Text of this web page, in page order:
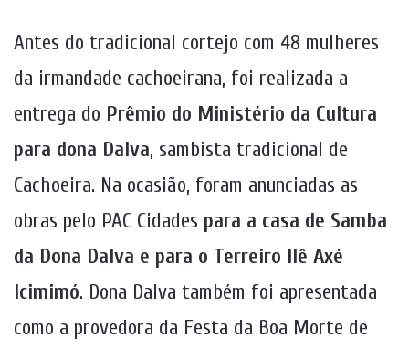
Antes do tradicional cortejo com 48 mulheres
da irmandade cachoeirana, foi realizada a
entrega do Prêmio do Ministério da Cultura
para dona Dalva, sambista tradicional de
Cachoeira. Na ocasião, foram anunciadas as
obras pelo PAC Cidades para a casa de Samba
da Dona Dalva e para o Terreiro Ilê Axé
Icimimó. Dona Dalva também foi apresentada
como a provedora da Festa da Boa Morte de